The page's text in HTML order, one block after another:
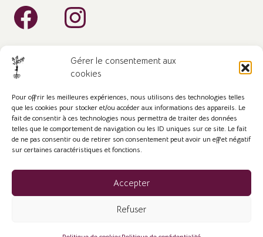
Gérer le consentement aux
cookies
Pour offrir les meilleures expériences, nous utilisons des technologies telles
que les cookies pour stocker et/ou accéder aux informations des appareils. Le
fait de consentir à ces technologies nous permettra de traiter des données
telles que le comportement de navigation ou les ID uniques sur ce site. Le fait
de ne pas consentir ou de retirer son consentement peut avoir un effet négatif
sur certaines caractéristiques et fonctions.
Accepter
Refuser
©2023-2024. Tous droits réservés.
Mentions légales- Conditions générales de vente
Nos avis clients
Elodie Beauget - Comm El'